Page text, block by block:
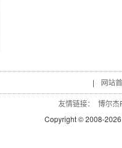
| 网站
友情链接：
博尔杰
Copyright © 2008-2026